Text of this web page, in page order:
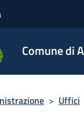
Comune di
> Uffici